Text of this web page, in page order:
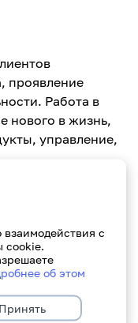
проявление
Работа в
нового в жизнь,
управление,
изучать новое.
в нашей
и помощь
с
cookie.
об этом
Принять